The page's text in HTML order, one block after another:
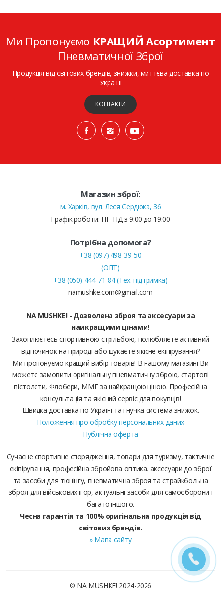
Ми Пропонуємо КРАЩИЙ Асортимент
Пневматичної Зброї
Продукція від світових брендів, знижки, миттєва доставка по
Україні
КОНТАКТИ
Магазин зброї:
м. Харків, вул. Леся Сердюка, 36
Графік роботи: ПН-НД з 9:00 до 19:00
Потрібна допомога?
+38 (097) 498-39-50
(ОПТ)
+38 (050) 444-71-84 (Тех. підтримка)
namushke.com@gmail.com
NA MUSHKE! - Дозволена зброя та аксесуари за
найкращими цінами!
Захоплюєтесь спортивною стрільбою, полюбляєте активний
відпочинок на природі або шукаєте якісне екіпірування?
Ми пропонуємо кращий вибір товарів! В нашому магазині Ви
можете замовити оригінальну пневматичну зброю, стартові
пістолети, Флобери, ММГ за найкращою ціною. Професійна
консультація та якісний сервіс для покупців!
Швидка доставка по Україні та гнучка система знижок.
Положення про обробку персональних даних
Публічна оферта
Сучасне спортивне спорядження, товари для туризму, тактичне
екіпірування, професійна збройова оптика, аксесуари до зброї
та засоби для тюнінгу, пневматична зброя та страйкбольна
зброя для військових ігор, актуальні засоби для самооборони і
багато іншого.
Чесна гарантія та 100% оригінальна продукція від
світових брендів.
» Мапа сайту
© NA MUSHKE! 2024-2026